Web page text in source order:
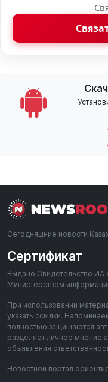
Сегодняшние новости
Сертификат
Выдано Свидетельство ИА
Министерством
При использовании
указать ссылки.
полностью защищаются
разделяет личное мнение
объявления
Новостной портал